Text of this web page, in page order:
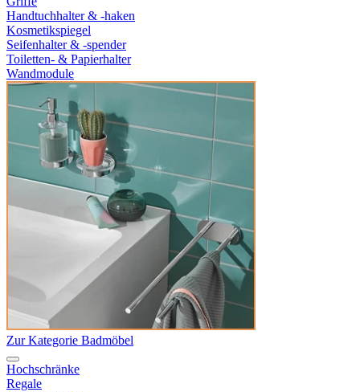
Handtuchhalter & -haken
Kosmetikspiegel
Seifenhalter & -spender
Toiletten- & Papierhalter
Wandmodule
Zur Kategorie Badmöbel
Hochschränke
Regale